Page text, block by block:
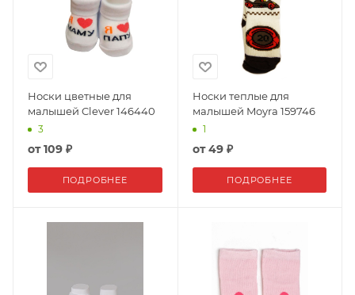
Носки цветные для
малышей Clever 146440
3
от109 ₽
ПОДРОБНЕЕ
Носки теплые для
малышей Moyra 159746
1
от49 ₽
ПОДРОБНЕЕ